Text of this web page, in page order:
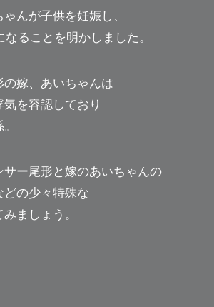
んが子供を妊娠し、
ることを明かしました。
嫁、あいちゃんは
を容認しており
ー尾形と嫁のあいちゃんの
の少々特殊な
ましょう。